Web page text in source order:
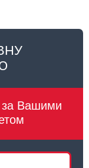
за Вашими